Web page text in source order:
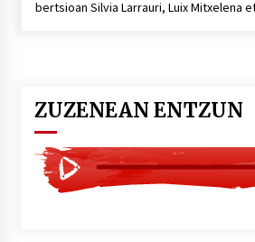
da
2026/07/07
bertsioan Silvia Larrauri, Luix Mitxelena
ZUZENEAN ENTZUN